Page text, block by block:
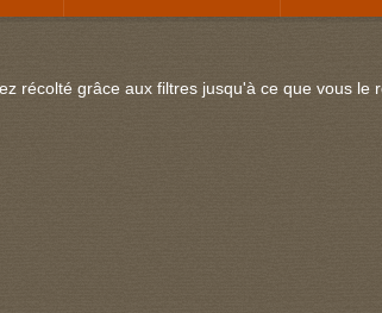
récolté grâce aux filtres jusqu'à ce que vous le